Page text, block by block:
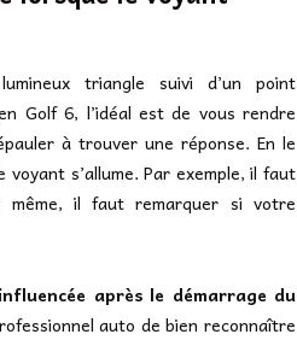
triangle suivi d’un point
Golf 6, l’idéal est de vous rendre
à trouver une réponse. En le
s’allume. Par exemple, il faut
même, il faut remarquer si votre
après le démarrage du
auto de bien reconnaître